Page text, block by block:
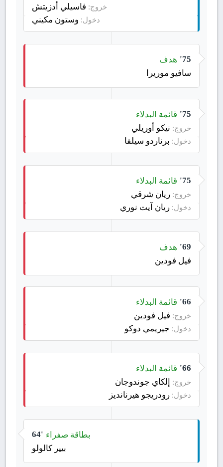
خروج: فاسيلي أدزيتش
دخول: وستون مكيني
75'
هدف
سافيو موريرا
75' قائمة البدلاء
خروج: نيكو أوريلي
دخول: برناردو سيلفا
75' قائمة البدلاء
خروج: ريان شرقي
دخول: ريان آيت نوري
69' هدف
فيل فودين
66' قائمة البدلاء
خروج: فيل فودين
دخول: جيريمي دوكو
66' قائمة البدلاء
خروج: إلكاي جوندوجان
دخول: رودريجو هيرنانديز
64' بطاقة صفراء
بيير كالولو